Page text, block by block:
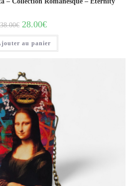
38.00€ 28.00€
au panier